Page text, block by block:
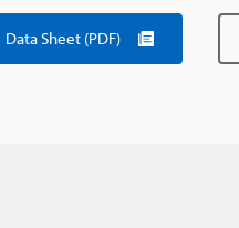
Data Sheet (PDF)